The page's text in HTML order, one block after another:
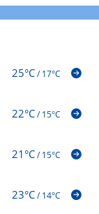
25°C/17°C
22°C/15°C
21°C/15°C
23°C/14°C